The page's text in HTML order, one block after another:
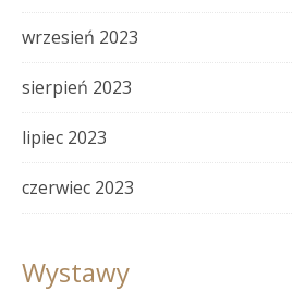
wrzesień 2023
sierpień 2023
lipiec 2023
czerwiec 2023
Wystawy